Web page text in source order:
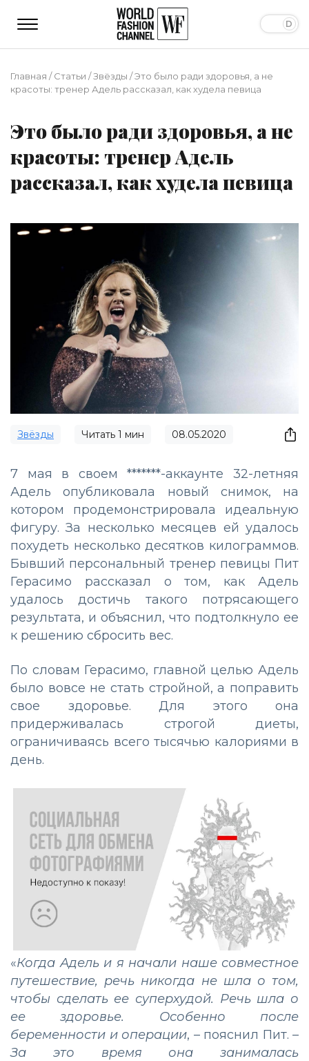
Главная /Статьи /Звёзды /Это было ради здоровья, а не
красоты: тренер Адель рассказал, как худела певица
Это было ради здоровья, а не
красоты: тренер Адель
рассказал, как худела певица
Звёзды Читать 1 мин 08.05.2020
7 мая в своем *******-аккаунте 32-летняя
Адель опубликовала новый снимок, на
котором продемонстрировала идеальную
фигуру. За несколько месяцев ей удалось
похудеть несколько десятков килограммов.
Бывший персональный тренер певицы Пит
Герасимо рассказал о том, как Адель
удалось достичь такого потрясающего
результата, и объяснил, что подтолкнуло ее
к решению сбросить вес.
По словам Герасимо, главной целью Адель
было вовсе не стать стройной, а поправить
свое здоровье. Для этого она
придерживалась строгой диеты,
ограничиваясь всего тысячью калориями в
день.
«Когда Адель и я начали наше совместное
путешествие, речь никогда не шла о том,
чтобы сделать ее суперхудой. Речь шла о
ее здоровье. Особенно после
беременности и операции, – пояснил Пит. –
За это время она занималась